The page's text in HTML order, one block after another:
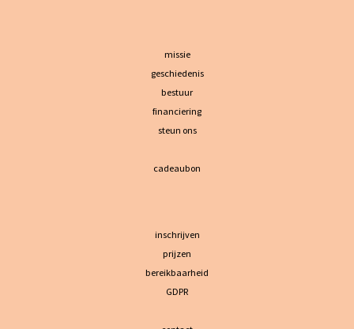
missie
geschiedenis
bestuur
financiering
steun ons
cadeaubon
inschrijven
prijzen
bereikbaarheid
GDPR